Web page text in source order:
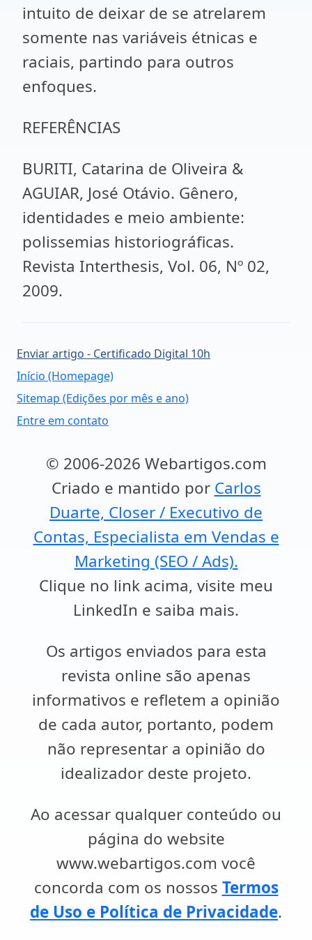
intuito de deixar de se atrelarem
somente nas variáveis étnicas e
raciais, partindo para outros
enfoques.
REFERÊNCIAS
BURITI, Catarina de Oliveira &
AGUIAR, José Otávio. Gênero,
identidades e meio ambiente:
polissemias historiográficas.
Revista Interthesis, Vol. 06, Nº 02,
2009.
Enviar artigo - Certificado Digital 10h
Início (Homepage)
Sitemap (Edições por mês e ano)
Entre em contato
© 2006-2026 Webartigos.com
Criado e mantido por Carlos
Duarte, Closer / Executivo de
Contas, Especialista em Vendas e
Marketing (SEO / Ads).
Clique no link acima, visite meu
LinkedIn e saiba mais.
Os artigos enviados para esta
revista online são apenas
informativos e refletem a opinião
de cada autor, portanto, podem
não representar a opinião do
idealizador deste projeto.
Ao acessar qualquer conteúdo ou
página do website
www.webartigos.com você
concorda com os nossos Termos
de Uso e Política de Privacidade.